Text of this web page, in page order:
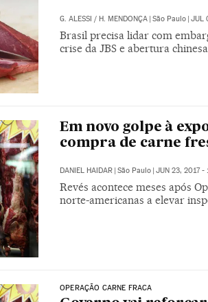
G. ALESSI / H. MENDONÇA | São Paulo | JUL
Brasil precisa lidar com
crise da JBS e abertura chinesa
Em novo golpe à
compra de carne
DANIEL HAIDAR | São Paulo | JUN 23, 2017 -
Revés acontece meses após
norte-americanas a elevar
OPERAÇÃO CARNE FRACA